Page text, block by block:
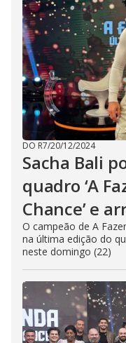
DO R7/20/12/2024
Sacha Bali
quadro ‘A
Chance’ e
O campeão de A
na última edição do
neste domingo (22)